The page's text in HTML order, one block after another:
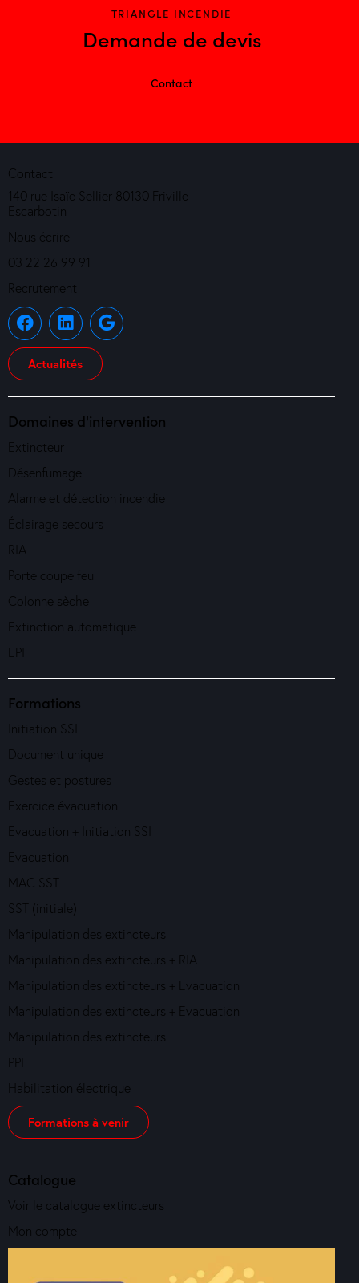
TRIANGLE INCENDIE
Demande de devis
Contact
Contact
140 rue Isaïe Sellier 80130 Friville
Escarbotin-
Nous écrire
03 22 26 99 91
Recrutement
Actualités
Domaines d'intervention
Extincteur
Désenfumage
Alarme et détection incendie
Éclairage secours
RIA
Porte coupe feu
Colonne sèche
Extinction automatique
EPI
Formations
Initiation SSI
Document unique
Gestes et postures
Exercice évacuation
Evacuation + Initiation SSI
Evacuation
MAC SST
SST (initiale)
Manipulation des extincteurs
Manipulation des extincteurs + RIA
Manipulation des extincteurs + Evacuation
Manipulation des extincteurs + Evacuation
Manipulation des extincteurs
PPI
Habilitation électrique
Formations à venir
Catalogue
Voir le catalogue extincteurs
Mon compte